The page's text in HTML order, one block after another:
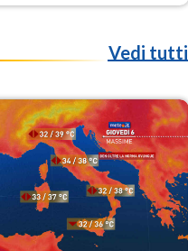
Vedi tutti